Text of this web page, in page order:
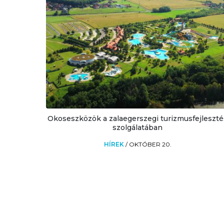
Okoseszközök a zalaegerszegi
szolgálatában
HÍREK / OKTÓBER 20.